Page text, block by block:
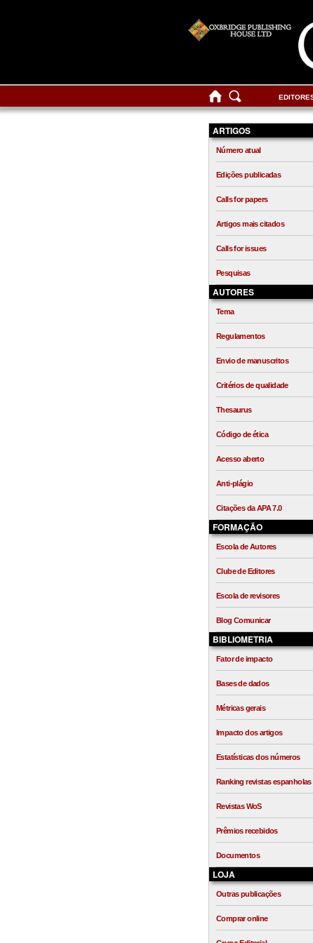
ARTIGOS
Número atual
Edições publicadas
Calls for papers
Artigos mais citados
Calls for issues
Pesquisas
AUTORES
Tema
Regulamentos
Envio de manuscritos
Critérios de qualidade
Thesaurus
Código de ética
Acesso aberto
Anti-plágio
Citações da APA 7.0
FORMAÇÃO
Escola de Autores
Clube de Editores
Escola de revisores
Blog Comunicar
BIBLIOMETRIA
Fator de impacto
Bases de dados
Métricas gerais
Impacto dos artigos
Estatísticas dos números
Ranking revistas espanholas
Revistas WoS
Prêmios recebidos
Documentos
LOJA
Outras publicações
Comprar online